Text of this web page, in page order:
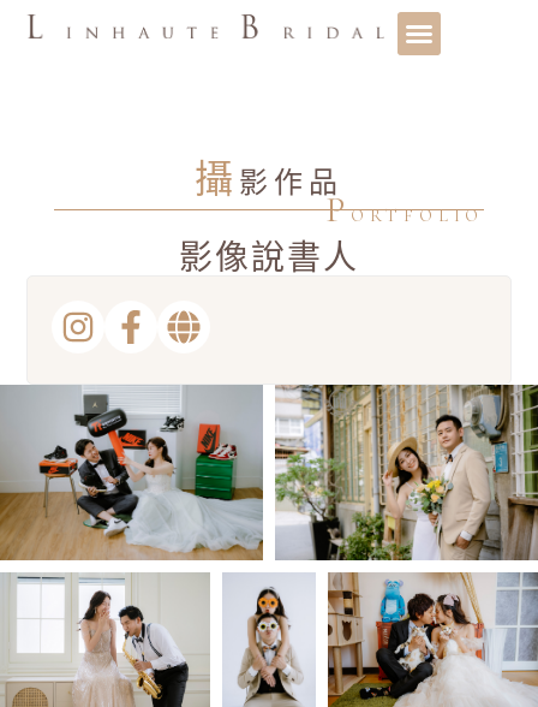
攝 影作品
PORTFOLIO
影像說書人